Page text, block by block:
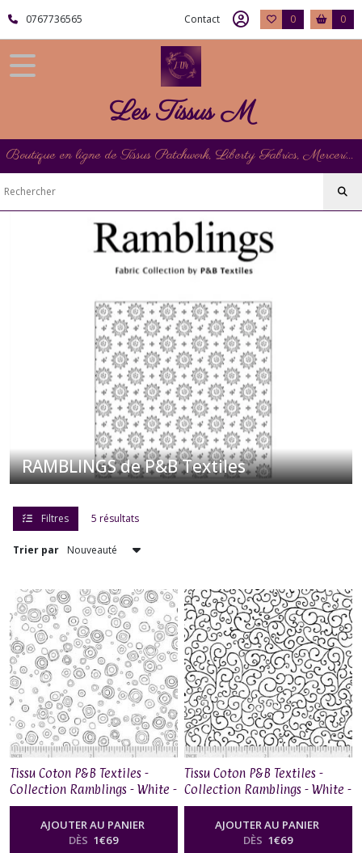
0767736565 Contact 0 0
Les Tissus M
Boutique en ligne de Tissus Patchwork, Liberty Fabrics, Mercerie et Matériel de Point de Croix
RAMBLINGS de P&B Textiles
Filtres 5 résultats
Trier par
Tissu Coton P&B Textiles -
Collection Ramblings - White -
RAM8 733W
AJOUTER AU PANIER
DÈS 1€69
Tissu Coton P&B Textiles -
Collection Ramblings - White -
RAM8 730W
AJOUTER AU PANIER
DÈS 1€69
Fermer
FILTRES
Les
Tissus
P&B
RAMBLINGS